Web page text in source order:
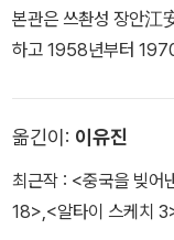
전국 시대 중산왕中山
왕릉의 왕당 건축과 능
본관은 쓰촨성 장안江
하고 1958년부터
무했다. 1975년부터
건축정보연구소 건축
부터 2000년까지 중국
옮긴이: 이유진
최근작 : <중국을 빚어
18> <알타이 스케치